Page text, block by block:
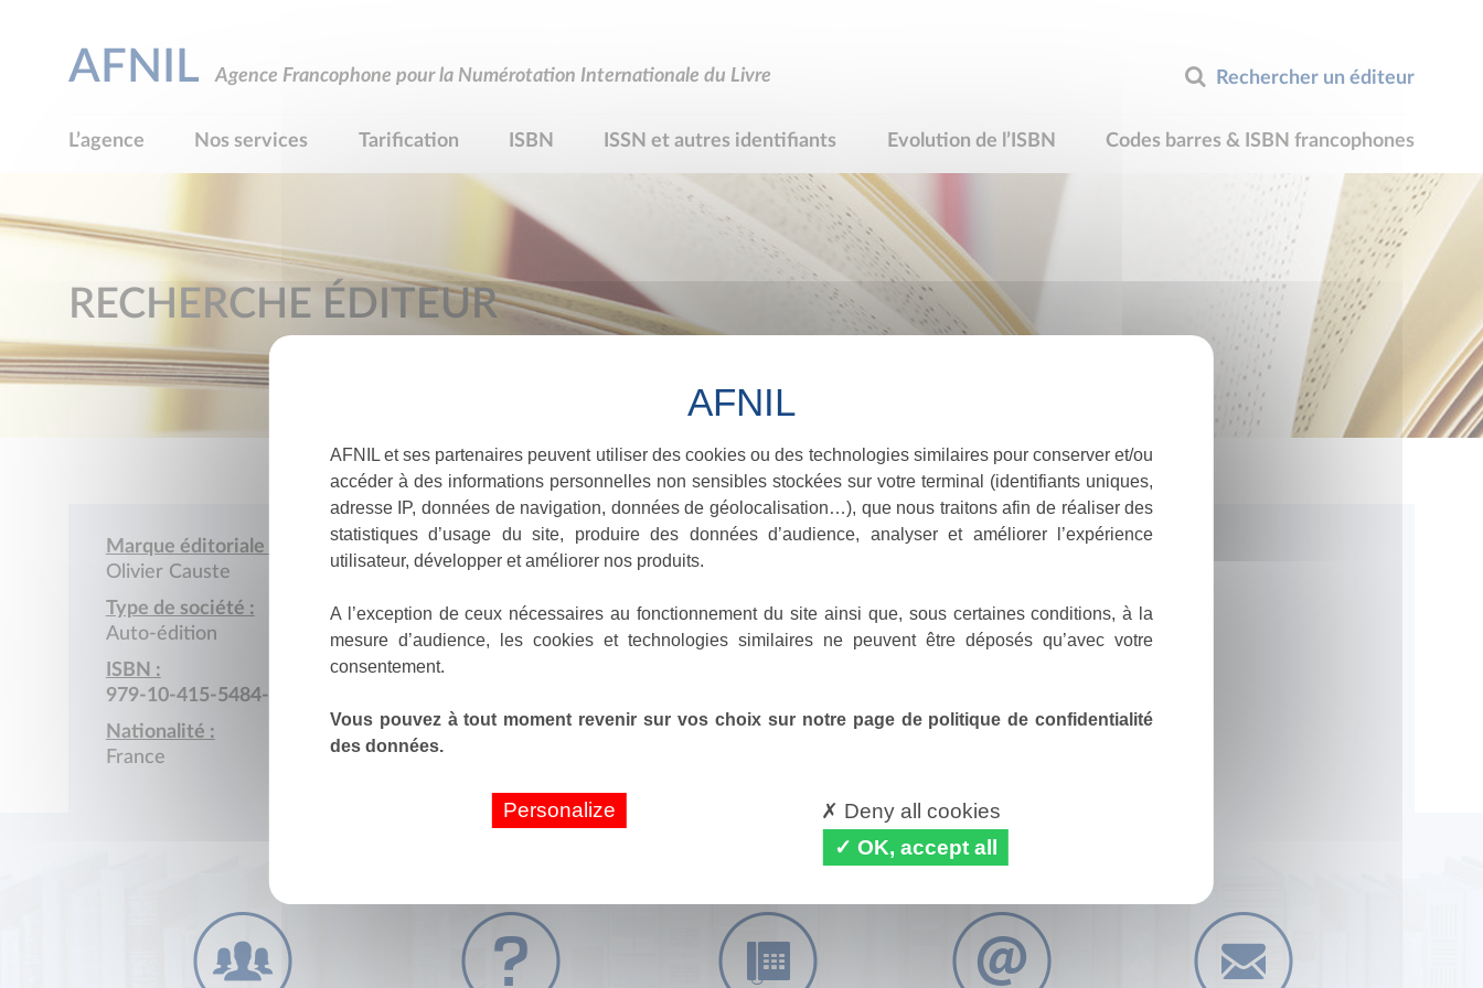
Rechercher un éditeur
AFNIL Agence Francophone pour la Numérotation Internationale du Livre
L’agence Nos services Tarification ISBN ISSN et autres identifiants Evolution de l’ISBN Codes barres & ISBN francophones
RECHERCHE ÉDITEUR
Marque éditoriale :
Olivier Causte
Type de société :
Auto-édition
ISBN :
979-10-415-5484-3
Nationalité :
France
AFNIL et ses partenaires peuvent utiliser des cookies ou des technologies similaires pour conserver et/ou
accéder à des informations personnelles non sensibles stockées sur votre terminal (identifiants uniques,
adresse IP, données de navigation, données de géolocalisation…), que nous traitons afin de réaliser des
statistiques d’usage du site, produire des données d’audience, analyser et améliorer l’expérience
utilisateur, développer et améliorer nos produits.
A l’exception de ceux nécessaires au fonctionnement du site ainsi que, sous certaines conditions, à la
mesure d’audience, les cookies et technologies similaires ne peuvent être déposés qu’avec votre
consentement.
Vous pouvez à tout moment revenir sur vos choix sur notre page de politique de confidentialité
des données.
Personalize
Deny all cookies
OK, accept all